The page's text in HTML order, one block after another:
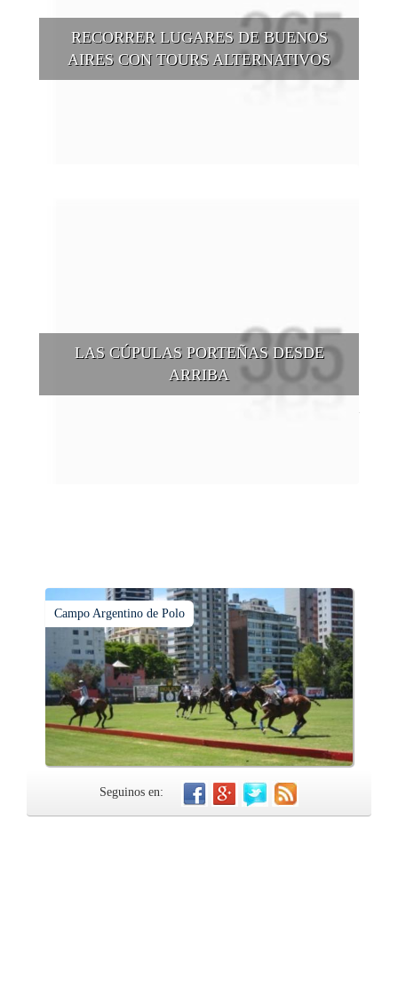
RECORRER LUGARES DE BUENOS
AIRES CON TOURS ALTERNATIVOS
LAS CÚPULAS PORTEÑAS DESDE
ARRIBA
Campo Argentino de Polo
Seguinos en: